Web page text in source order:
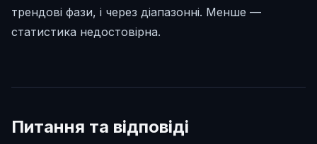
трендові фази, і через діапазонні. Менше —
статистика недостовірна.
Питання та відповіді